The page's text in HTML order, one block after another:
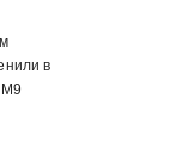
в